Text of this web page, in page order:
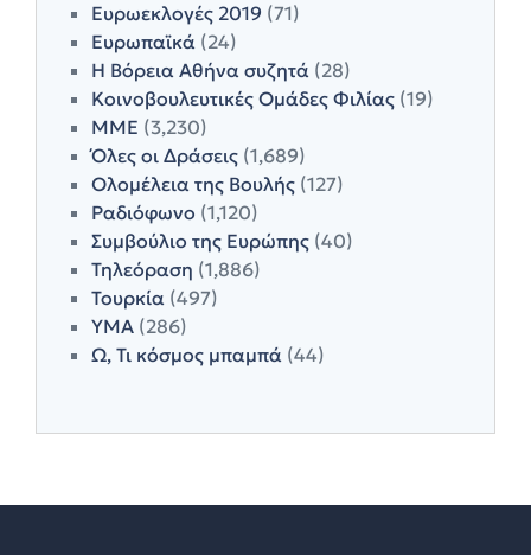
Ευρωεκλογές 2019 (71)
Ευρωπαϊκά (24)
Η Βόρεια Αθήνα συζητά (28)
Κοινοβουλευτικές Ομάδες Φιλίας (19)
ΜΜΕ (3,230)
Όλες οι Δράσεις (1,689)
Ολομέλεια της Βουλής (127)
Ραδιόφωνο (1,120)
Συμβούλιο της Ευρώπης (40)
Τηλεόραση (1,886)
Τουρκία (497)
ΥΜΑ (286)
Ω, Τι κόσμος μπαμπά (44)